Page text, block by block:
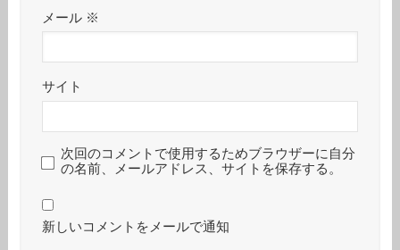
メール ※
サイト
次回のコメントで使用するためブラウザーに自分
の名前、メールアドレス、サイトを保存する。
新しいコメントをメールで通知